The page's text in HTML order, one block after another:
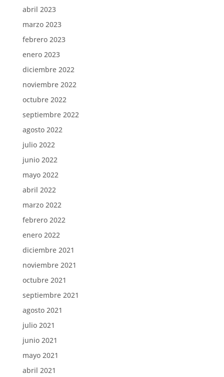
abril 2023
marzo 2023
febrero 2023
enero 2023
diciembre 2022
noviembre 2022
octubre 2022
septiembre 2022
agosto 2022
julio 2022
junio 2022
mayo 2022
abril 2022
marzo 2022
febrero 2022
enero 2022
diciembre 2021
noviembre 2021
octubre 2021
septiembre 2021
agosto 2021
julio 2021
junio 2021
mayo 2021
abril 2021